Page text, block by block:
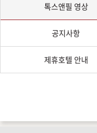
톡스앤필 영상
공지사항
제휴호텔 안내